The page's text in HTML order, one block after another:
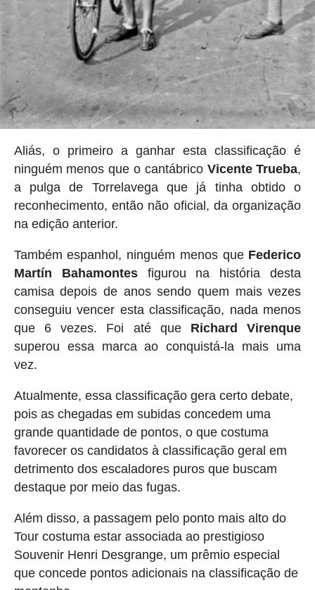
Aliás, o primeiro a ganhar esta classificação é
ninguém menos que o cantábrico Vicente Trueba,
a pulga de Torrelavega que já tinha obtido o
reconhecimento, então não oficial, da organização
na edição anterior.
Também espanhol, ninguém menos que Federico
Martín Bahamontesfigurou na história desta
camisa depois de anos sendo quem mais vezes
conseguiu vencer esta classificação, nada menos
que 6 vezes. Foi até que Richard Virenque
superou essa marca ao conquistá-la mais uma
vez.
Atualmente, essa classificação gera certo debate,
pois as chegadas em subidas concedem uma
grande quantidade de pontos, o que costuma
favorecer os candidatos à classificação geral em
detrimento dos escaladores puros que buscam
destaque por meio das fugas.
Além disso, a passagem pelo ponto mais alto do
Tour costuma estar associada ao prestigioso
Souvenir Henri Desgrange, um prêmio especial
que concede pontos adicionais na classificação de